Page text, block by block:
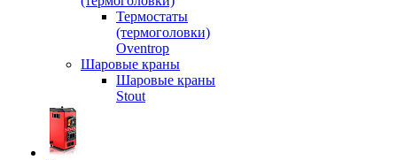
Термостаты
(термоголовки)
Oventrop
Шаровые краны
Шаровые краны
Stout